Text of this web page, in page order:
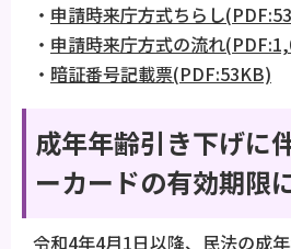
・ 申請時来庁方式ちらし
・ 申請時来庁方式の流れ
・ 暗証番号記載票(PDF:53KB)
成年年齢引き下げに
ーカードの有効期限
令和4年4月1日以降、民法の成